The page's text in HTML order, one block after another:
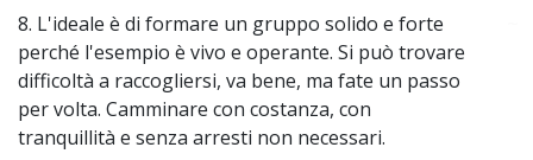
8. L'ideale è di formare un gruppo solido e forte
perché l'esempio è vivo e operante. Si può trovare
difficoltà a raccogliersi, va bene, ma fate un passo
per volta. Camminare con costanza, con
tranquillità e senza arresti non necessari.